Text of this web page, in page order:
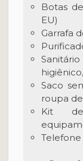
Botas
EU)
Garrafa
Saco
roupa
Kit
Telefone